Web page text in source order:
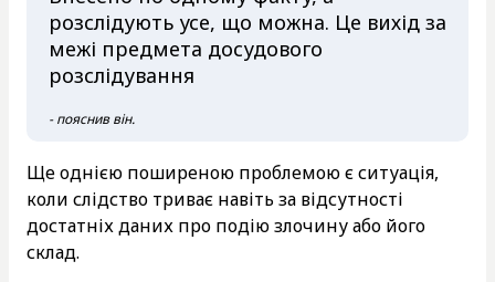
розслідують усе, що можна. Це вихід за
межі предмета досудового
розслідування
- пояснив він.
Ще однією поширеною проблемою є ситуація,
коли слідство триває навіть за відсутності
достатніх даних про подію злочину або його
склад.